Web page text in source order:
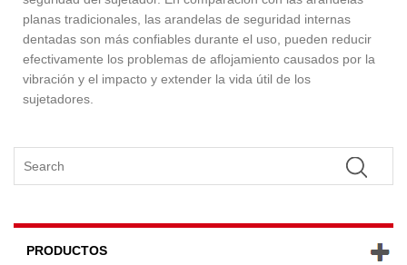
planas tradicionales, las arandelas de seguridad internas
dentadas son más confiables durante el uso, pueden reducir
efectivamente los problemas de aflojamiento causados ​​por la
vibración y el impacto y extender la vida útil de los
sujetadores.
PRODUCTOS